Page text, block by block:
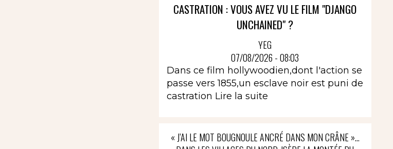
CASTRATION : VOUS AVEZ VU LE FILM "DJANGO
UNCHAINED" ?
YEG
07/08/2026 - 08:03
Dans ce film hollywoodien,dont l'action se
passe vers 1855,un esclave noir est puni de
castration Lire la suite
« J’AI LE MOT BOUGNOULE ANCRÉ DANS MON CRÂNE »…